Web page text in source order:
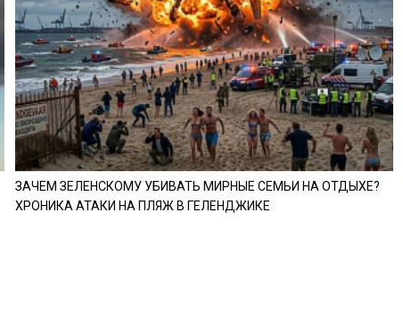
ЗАЧЕМ ЗЕЛЕНСКОМУ УБИВАТЬ МИРНЫЕ СЕМЬИ НА ОТДЫХЕ?
ХРОНИКА АТАКИ НА ПЛЯЖ В ГЕЛЕНДЖИКЕ